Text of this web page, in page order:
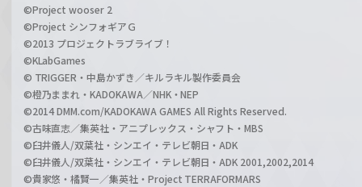
©Project wooser 2
©Project シンフォギアＧ
©2013 プロジェクトラブライブ！
©KLabGames
© TRIGGER・中島かずき／キルラキル製作委員会
©橙乃ままれ・KADOKAWA／NHK・NEP
©2014 DMM.com/KADOKAWA GAMES All Rights Reserved.
©古味直志／集英社・アニプレックス・シャフト・MBS
©臼井儀人/双葉社・シンエイ・テレビ朝日・ADK
©臼井儀人/双葉社・シンエイ・テレビ朝日・ADK 2001,2002,2014
©貴家悠・橘賢一／集英社・Project TERRAFORMARS